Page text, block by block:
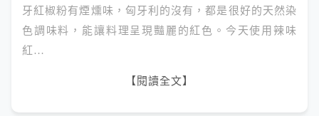
牙紅椒粉有煙燻味，匈牙利的沒有，都是很好的天然染
色調味料，能讓料理呈現豔麗的紅色。今天使用辣味
紅…
【閱讀全文】